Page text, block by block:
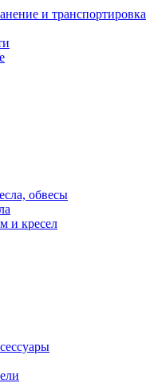
и транспортировка
обвесы
и кресел